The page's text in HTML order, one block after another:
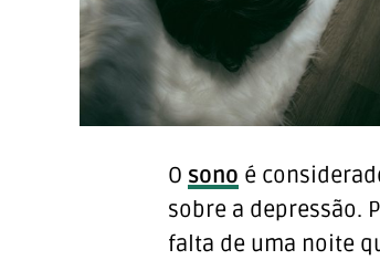
O sono é
sobre a depressão.
falta de uma noite